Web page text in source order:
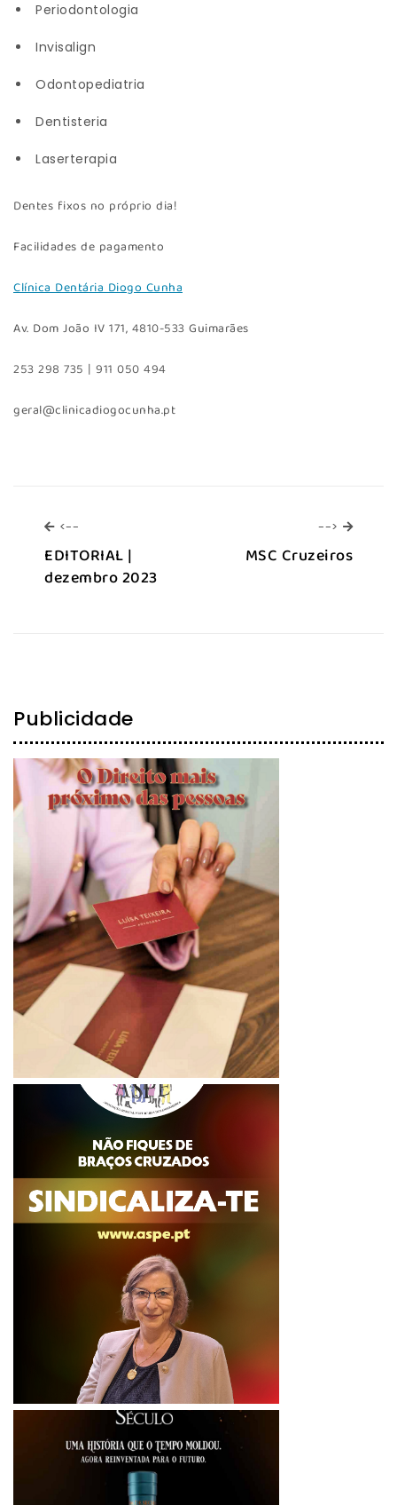
Periodontologia
Invisalign
Odontopediatria
Dentisteria
Laserterapia
Dentes fixos no próprio dia!
Facilidades de pagamento
Clínica Dentária Diogo Cunha
Av. Dom João IV 171, 4810-533 Guimarães
253 298 735 | 911 050 494
geral@clinicadiogocunha.pt
<--
EDITORIAL |
dezembro 2023
--> -->
MSC Cruzeiros
Publicidade